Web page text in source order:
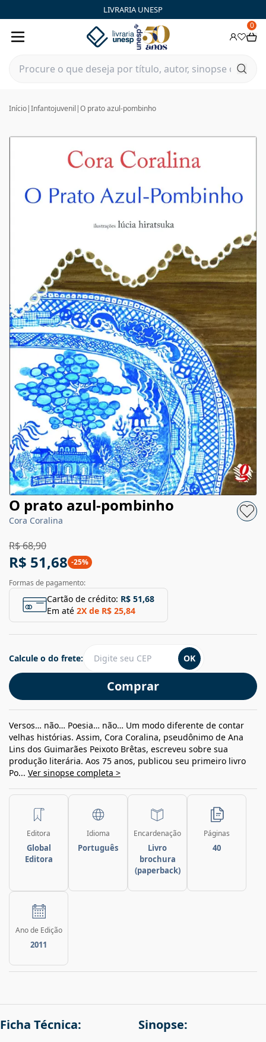
LIVRARIA UNESP
0
Início|Infantojuvenil |O prato azul-pombinho
O prato azul-pombinho
Cora Coralina
R$ 68,90
R$ 51,68 -25%
Formas de pagamento:
Cartão de crédito: R$ 51,68
Em até 2X de R$ 25,84
Comprar
Calcule o do frete: OK
Versos… não… Poesia… não… Um modo diferente de contar
velhas histórias. Assim, Cora Coralina, pseudônimo de Ana
Lins dos Guimarães Peixoto Brêtas, escreveu sobre sua
produção literária. Aos 75 anos, publicou seu primeiro livro
Po... Ver sinopse completa >
Editora
Global
Editora
Idioma
Português
Encardenação
Livro
brochura
(paperback)
Páginas
40
Ano de Edição
2011
Ficha Técnica: Sinopse: